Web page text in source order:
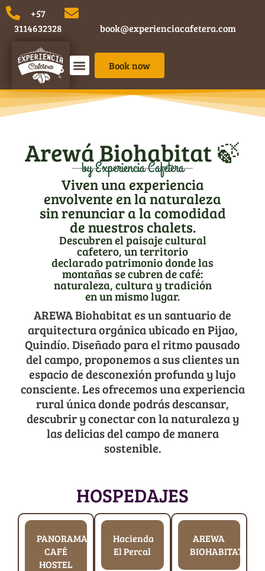
​+57
3114632328
book@experienciacafetera.com
Book now
Arewá Biohabitat 🍃
by Experiencia Cafetera
Viven una experiencia
envolvente en la naturaleza
sin renunciar a la comodidad
de nuestros chalets.
Descubren el paisaje cultural
cafetero, un territorio
declarado patrimonio donde las
montañas se cubren de café:
naturaleza, cultura y tradición
en un mismo lugar.
AREWA Biohabitates un santuario de
arquitectura orgánica ubicado en Pijao,
Quindío. Diseñado para el ritmo pausado
del campo, proponemos a sus clientes un
espacio de desconexión profunda y lujo
consciente. Les ofrecemos una experiencia
rural única donde podrás descansar,
descubrir y conectar con la naturaleza y
las delicias del campo de manera
sostenible.
HOSPEDAJES
PANORAMA
CAFÉ
HOSTEL
Hacienda
El Percal
AREWA
BIOHABITAT